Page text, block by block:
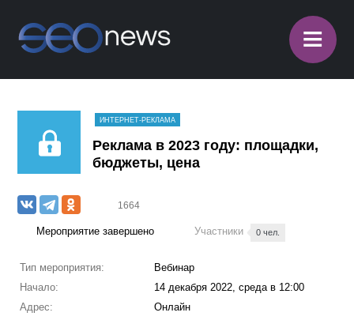
≡
ИНТЕРНЕТ-РЕКЛАМА
Реклама в 2023 году: площадки,
бюджеты, цена
1664
Мероприятие завершено Участники 0 чел.
Тип мероприятия:
Вебинар
Начало:
14 декабря 2022, среда в 12:00
Адрес:
Онлайн